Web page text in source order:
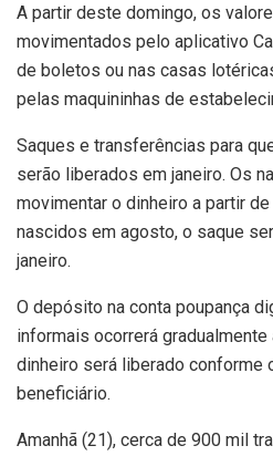
A partir deste domingo, os
movimentados pelo aplicativo
de boletos ou nas casas
pelas maquininhas de
Saques e transferências para
serão liberados em janeiro. Os
movimentar o dinheiro a partir
nascidos em agosto, o saque
janeiro.
O depósito na conta poupança
informais ocorrerá
dinheiro será liberado conforme
beneficiário.
Amanhã (21), cerca de 900 mil